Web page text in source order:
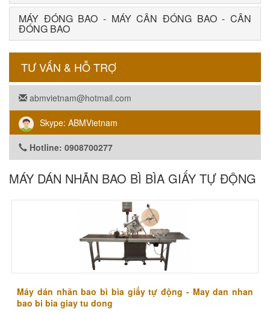
MÁY ĐÓNG BAO - MÁY CÂN ĐÓNG BAO - CÂN
ĐÓNG BAO
TƯ VẤN & HỖ TRỢ
abmvietnam@hotmail.com
Skype: ABMVietnam
Hotline: 0908700277
​MÁY DÁN NHÃN BAO BÌ BÌA GIẤY TỰ ĐỘNG
​Máy dán nhãn bao bì bìa giấy tự động - May dan nhan
bao bi bia giay tu dong